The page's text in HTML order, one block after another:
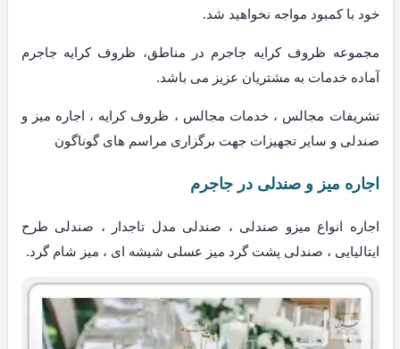
خود با کمبود مواجه نخواهید شد.
مجموعه ظروف کرایه جاجرم در مناطق، ظروف کرایه جاجرم
آماده خدمات به مشتریان عزیز می باشد.
تشریفات مجالس ، خدمات مجالس ، ظروف کرایه ، اجاره میز و
صندلی و سایر تجهیزات جهت برگزاری مراسم های گوناگون
اجاره میز و صندلی در جاجرم
اجاره انواع میزو صندلی ، صندلی مدل تاجدار ، صندلی طرح
ایتالیایی ، صندلی پشت گرد میز عسلی شیشه ای ، میز شام گرد.